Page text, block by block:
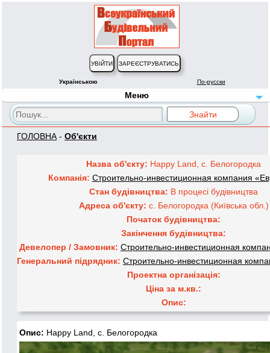
Українською По-русски
Меню
ГОЛОВНА - Об'єкти
Назва об'єкту: Happy Land, с. Белогородка
Компанія: Строительно-инвестиционная компания
Стан будівництва: В процесі будівництва
Адреса об'єкту: с. Белогородка (Київська обл.)
Початок будівництва:
Закінчення будівництва:
Девелопер / Замовник: Строительно-инвестиционная
Генеральний підрядник: Строительно-инвестиционная
Проектна організація:
Ціна за м.кв.:
Опис:
Опис: Happy Land, с. Белогородка